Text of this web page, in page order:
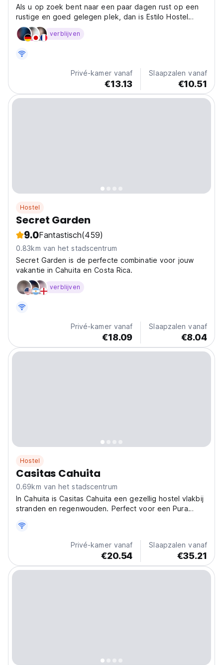
Als u op zoek bent naar een paar dagen rust op een
rustige en goed gelegen plek, dan is Estilo Hostel
Hakuna Matata een ideale keuze op een rustige plek
als Cahuita. Het heeft voldoende ruimte met groene
een...
verblijven
Privé-kamer vanaf
€13.13
Slaapzalen vanaf
€10.51
Hostel
Secret Garden
9.0Fantastisch(459)
0.83km van het stadscentrum
Secret Garden is de perfecte combinatie voor jouw
vakantie in Cahuita en Costa Rica.
verblijven
Privé-kamer vanaf
€18.09
Slaapzalen vanaf
€8.04
Hostel
Casitas Cahuita
0.69km van het stadscentrum
In Cahuita is Casitas Cahuita een gezellig hostel vlakbij
stranden en regenwouden. Perfect voor een Pura
(Auto-translated from original language)
Privé-kamer vanaf
€20.54
Slaapzalen vanaf
€35.21